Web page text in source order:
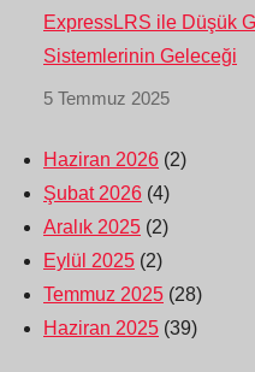
ExpressLRS ile Düşük
Sistemlerinin Geleceği
5 Temmuz 2025
Haziran 2026 (2)
Şubat 2026 (4)
Aralık 2025 (2)
Eylül 2025 (2)
Temmuz 2025 (28)
Haziran 2025 (39)